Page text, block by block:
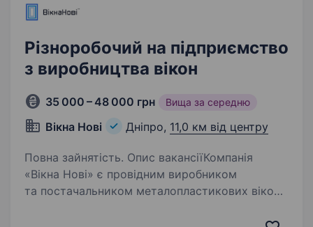
Різноробочий на підприємство
з виробництва вікон
35 000 – 48 000 грн Вища за середню
Вікна Нові Дніпро, 11,0 км від центру
Повна зайнятість. Опис вакансіїКомпанія
«Вікна Нові» є провідним виробником
та постачальником металопластикових вікон